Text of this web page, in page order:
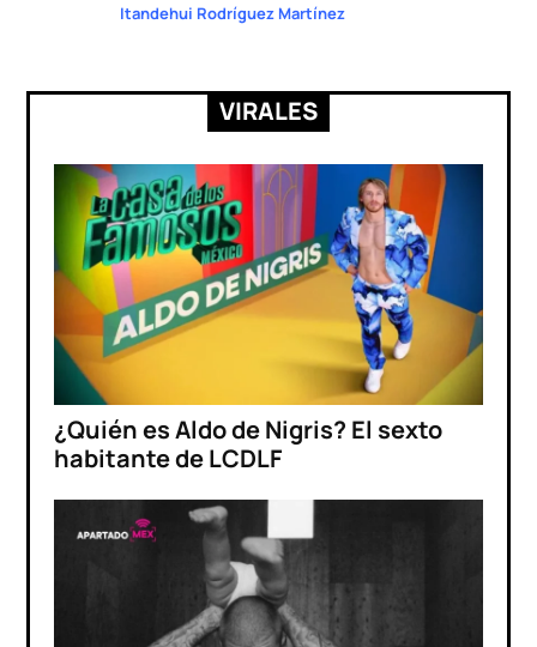
Itandehui Rodríguez Martínez
VIRALES
¿Quién es Aldo de Nigris? El sexto
habitante de LCDLF